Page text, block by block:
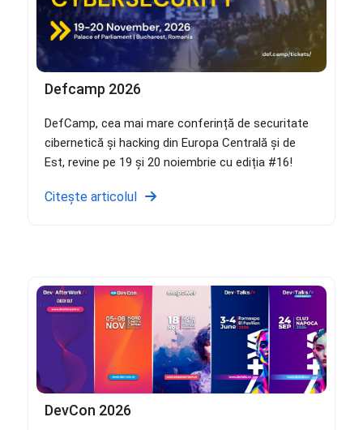
Defcamp 2026
DefCamp, cea mai mare conferință de securitate
cibernetică și hacking din Europa Centrală și de
Est, revine pe 19 și 20 noiembrie cu ediția #16!
Citește articolul
DevCon 2026